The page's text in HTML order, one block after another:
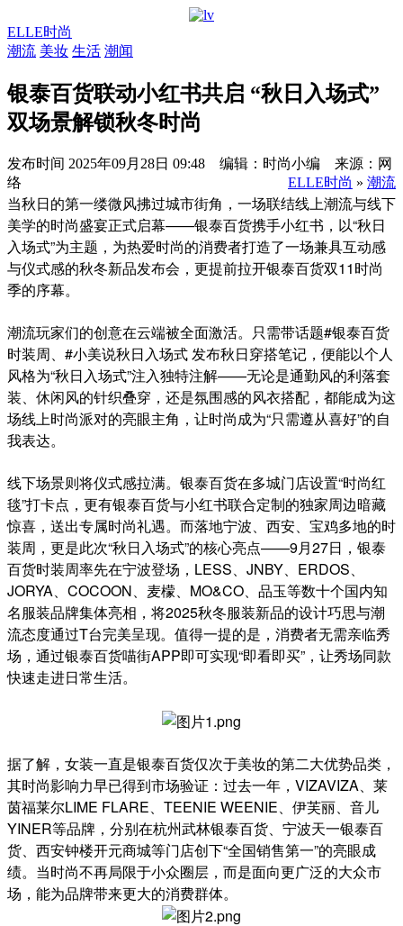
ELLE时尚
潮流 美妆 生活 潮闻
银泰百货联动小红书共启 “秋日入场式”
双场景解锁秋冬时尚
发布时间 2025年09月28日 09:48 编辑：时尚小编 来源：网
络
ELLE时尚 » 潮流
当秋日的第一缕微风拂过城市街角，一场联结线上潮流与线下
美学的时尚盛宴正式启幕——银泰百货携手小红书，以“秋日
入场式”为主题，为热爱时尚的消费者打造了一场兼具互动感
与仪式感的秋冬新品发布会，更提前拉开银泰百货双11时尚
季的序幕。
潮流玩家们的创意在云端被全面激活。只需带话题#银泰百货
时装周、#小美说秋日入场式 发布秋日穿搭笔记，便能以个人
风格为“秋日入场式”注入独特注解——无论是通勤风的利落套
装、休闲风的针织叠穿，还是氛围感的风衣搭配，都能成为这
场线上时尚派对的亮眼主角，让时尚成为“只需遵从喜好”的自
我表达。
线下场景则将仪式感拉满。银泰百货在多城门店设置“时尚红
毯”打卡点，更有银泰百货与小红书联合定制的独家周边暗藏
惊喜，送出专属时尚礼遇。而落地宁波、西安、宝鸡多地的时
装周，更是此次“秋日入场式”的核心亮点——9月27日，银泰
百货时装周率先在宁波登场，LESS、JNBY、ERDOS、
JORYA、COCOON、麦檬、MO&CO、品玉等数十个国内知
名服装品牌集体亮相，将2025秋冬服装新品的设计巧思与潮
流态度通过T台完美呈现。值得一提的是，消费者无需亲临秀
场，通过银泰百货喵街APP即可实现“即看即买”，让秀场同款
快速走进日常生活。
据了解，女装一直是银泰百货仅次于美妆的第二大优势品类，
其时尚影响力早已得到市场验证：过去一年，VIZAVIZA、莱
茵福莱尔LIME FLARE、TEENIE WEENIE、伊芙丽、音儿
YINER等品牌，分别在杭州武林银泰百货、宁波天一银泰百
货、西安钟楼开元商城等门店创下“全国销售第一”的亮眼成
绩。当时尚不再局限于小众圈层，而是面向更广泛的大众市
场，能为品牌带来更大的消费群体。